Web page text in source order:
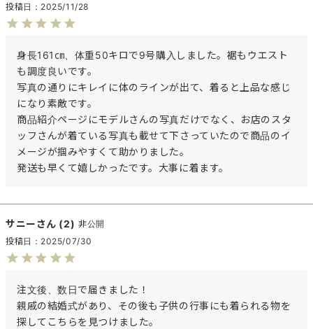
投稿日 2025/11/28
身長161㎝、体重50キロで9号購入しました。裾もウエスト
も調度良いです。
写真の通りにキレイに体のラインが出て、着ると上品な感じ
になり素敵です。
商品紹介ページにモデルさんの写真だけでなく、お店のスタ
ッフさんが着ている写真も載せて下さっていたので商品のイ
メージが掴みやすくて助かりました。
発送も早くて嬉しかったです。大事に着ます。
サニー 2
非公開
投稿日
2025/07/30
注文後、数日で届きました！
親戚の結婚式があり、その後も子供の行事にも着られる物を
探してこちらを見つけました。